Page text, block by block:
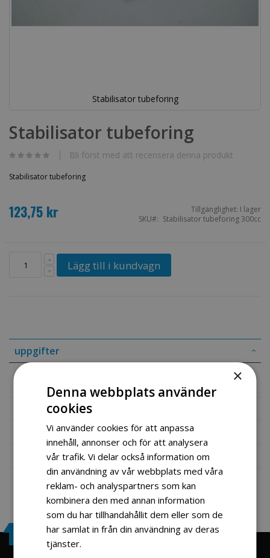
Stabilisator tubeforing
till
början
bildgalleriet
Stabilisator tubeforing
Bli först med att recensera denna produkt
Stabilisator tubeforing
123,75 kr Tillgänglighet: I lager
SKU
Stabilisator tubeforing 300cc
Lägg till i kundvagn
uppgifter
Mer information
Recensioner
Fil vedlegg
Engrosservice.se
×
Denna webbplats använder
cookies
Vi använder cookies för att anpassa
innehåll, annonser och för att analysera
vår trafik. Vi delar också information om
din användning av vår webbplats med våra
reklam- och analyspartners som kan
kombinera den med annan information
som du har tillhandahållit dem eller som de
har samlat in från din användning av deras
tjänster.